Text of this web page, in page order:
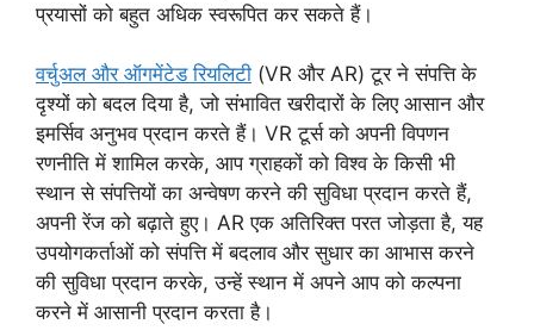
प्रयासों को बहुत अधिक स्वरूपित कर सकते हैं।
वर्चुअल और ऑगमेंटेड रियलिटी (VR और AR) टूर ने संपत्ति के
दृश्यों को बदल दिया है, जो संभावित खरीदारों के लिए आसान और
इमर्सिव अनुभव प्रदान करते हैं। VR टूर्स को अपनी विपणन
रणनीति में शामिल करके, आप ग्राहकों को विश्व के किसी भी
स्थान से संपत्तियों का अन्वेषण करने की सुविधा प्रदान करते हैं,
अपनी रेंज को बढ़ाते हुए। AR एक अतिरिक्त परत जोड़ता है, यह
उपयोगकर्ताओं को संपत्ति में बदलाव और सुधार का आभास करने
की सुविधा प्रदान करके, उन्हें स्थान में अपने आप को कल्पना
करने में आसानी प्रदान करता है।